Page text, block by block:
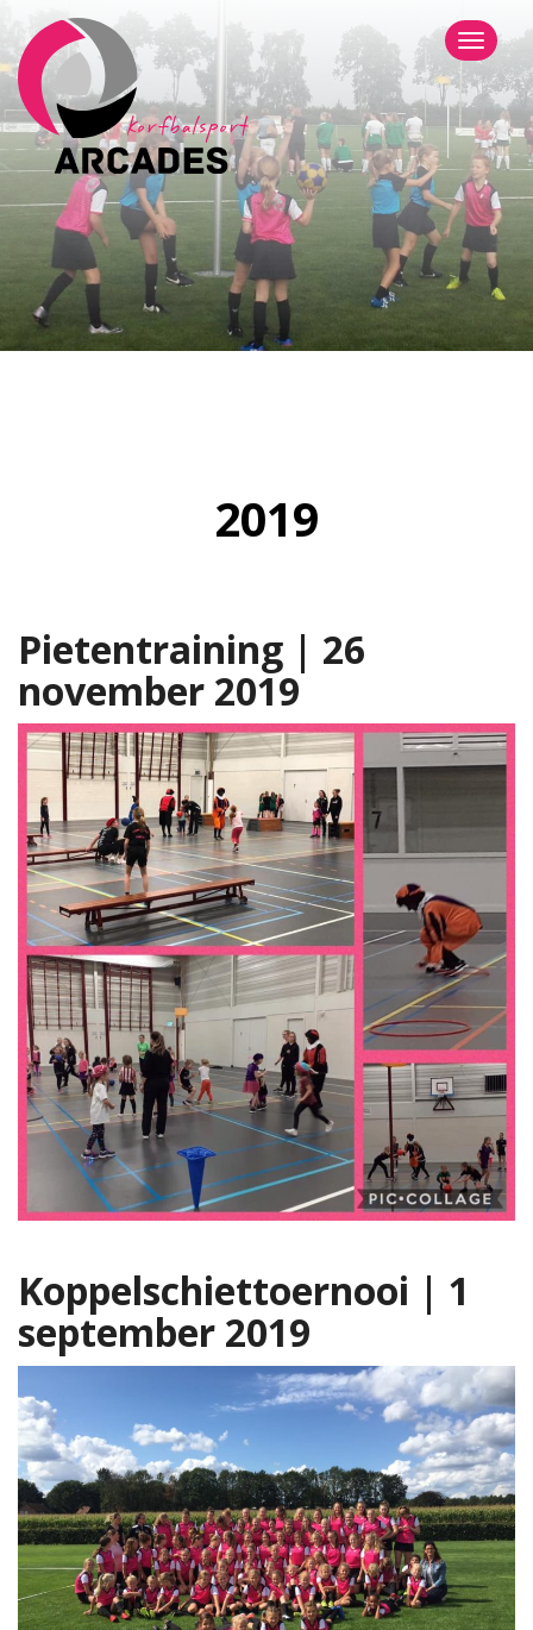
Menu
2019
Pietentraining | 26
november 2019
Koppelschiettoernooi | 1
september 2019